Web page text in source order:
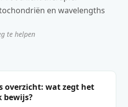
en wavelengths
te helpen
overzicht: wat zegt het
bewijs?